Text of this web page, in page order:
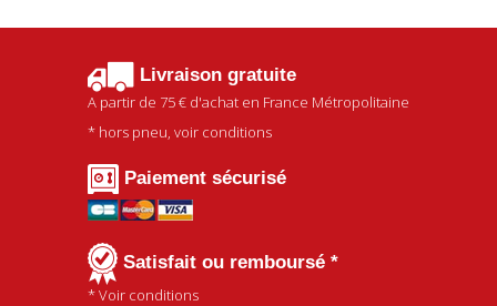
Livraison gratuite
A partir de 75 € d'achat en France Métropolitaine
* hors pneu, voir conditions
Paiement sécurisé
Satisfait ou remboursé *
* Voir conditions